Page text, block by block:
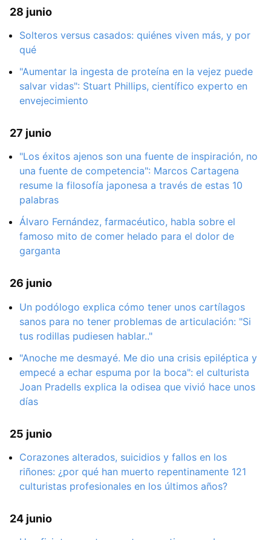
28 junio
Solteros versus casados: quiénes viven más, y por
qué
"Aumentar la ingesta de proteína en la vejez puede
salvar vidas": Stuart Phillips, científico experto en
envejecimiento
27 junio
"Los éxitos ajenos son una fuente de inspiración, no
una fuente de competencia": Marcos Cartagena
resume la filosofía japonesa a través de estas 10
palabras
Álvaro Fernández, farmacéutico, habla sobre el
famoso mito de comer helado para el dolor de
garganta
26 junio
Un podólogo explica cómo tener unos cartílagos
sanos para no tener problemas de articulación: "Si
tus rodillas pudiesen hablar.."
"Anoche me desmayé. Me dio una crisis epiléptica y
empecé a echar espuma por la boca": el culturista
Joan Pradells explica la odisea que vivió hace unos
días
25 junio
Corazones alterados, suicidios y fallos en los
riñones: ¿por qué han muerto repentinamente 121
culturistas profesionales en los últimos años?
24 junio